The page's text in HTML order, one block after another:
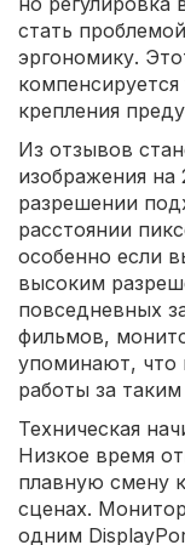
стать
эргономику.
крепления
Из отзывов
изображения
разрешении
расстоянии
особенно если
высоким
повседневных
фильмов,
упоминают, что
работы за
Техническая
Низкое время
плавную смену
сценах.
одним